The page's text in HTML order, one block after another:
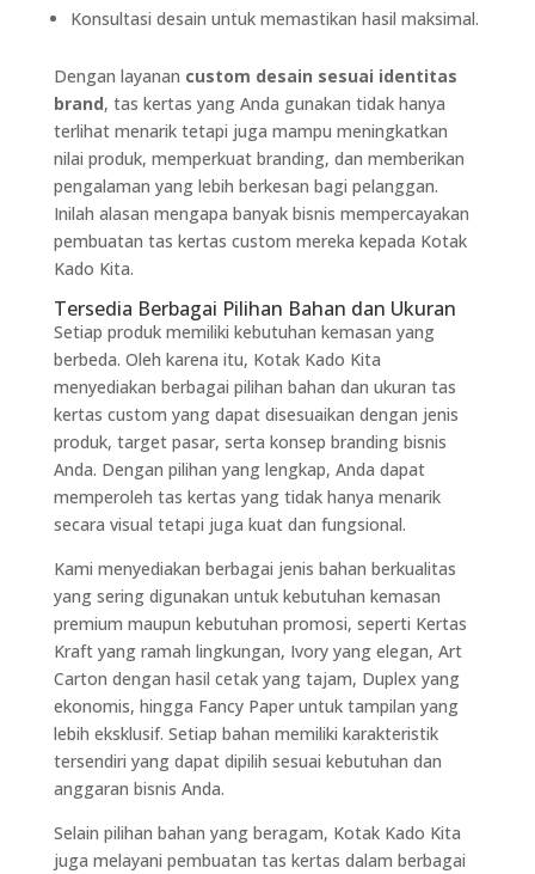
Konsultasi desain untuk memastikan hasil maksimal.
Dengan layanan custom desain sesuai identitas
brand, tas kertas yang Anda gunakan tidak hanya
terlihat menarik tetapi juga mampu meningkatkan
nilai produk, memperkuat branding, dan memberikan
pengalaman yang lebih berkesan bagi pelanggan.
Inilah alasan mengapa banyak bisnis mempercayakan
pembuatan tas kertas custom mereka kepada Kotak
Kado Kita.
Tersedia Berbagai Pilihan Bahan dan Ukuran
Setiap produk memiliki kebutuhan kemasan yang
berbeda. Oleh karena itu, Kotak Kado Kita
menyediakan berbagai pilihan bahan dan ukuran tas
kertas custom yang dapat disesuaikan dengan jenis
produk, target pasar, serta konsep branding bisnis
Anda. Dengan pilihan yang lengkap, Anda dapat
memperoleh tas kertas yang tidak hanya menarik
secara visual tetapi juga kuat dan fungsional.
Kami menyediakan berbagai jenis bahan berkualitas
yang sering digunakan untuk kebutuhan kemasan
premium maupun kebutuhan promosi, seperti Kertas
Kraft yang ramah lingkungan, Ivory yang elegan, Art
Carton dengan hasil cetak yang tajam, Duplex yang
ekonomis, hingga Fancy Paper untuk tampilan yang
lebih eksklusif. Setiap bahan memiliki karakteristik
tersendiri yang dapat dipilih sesuai kebutuhan dan
anggaran bisnis Anda.
Selain pilihan bahan yang beragam, Kotak Kado Kita
juga melayani pembuatan tas kertas dalam berbagai